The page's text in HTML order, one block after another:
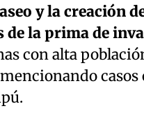
y la creación
de la prima de
con alta
casos